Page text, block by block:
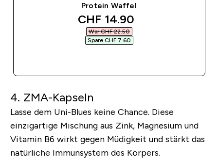
Protein Waffel
discounted price
CHF 14.90‎
War CHF 22.50‎
Spare CHF 7.60‎
4. ZMA-Kapseln
Lasse dem Uni-Blues keine Chance. Diese
einzigartige Mischung aus Zink, Magnesium und
Vitamin B6 wirkt gegen Müdigkeit und stärkt das
natürliche Immunsystem des Körpers.